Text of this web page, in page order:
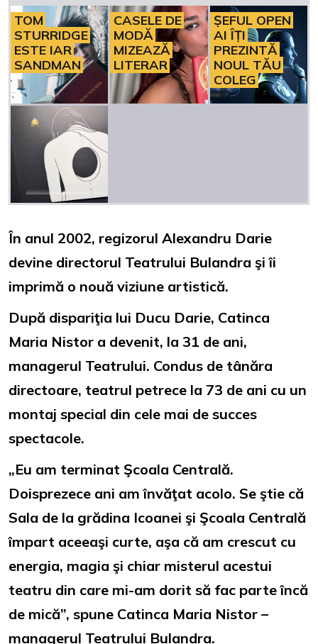
TOM
STURRIDGE
ESTE IAR
SANDMAN
CASELE DE
MODĂ
MIZEAZĂ
LITERAR
ȘEFUL OPEN
AI ÎȚI
PREZINTĂ
NOUL TĂU
COLEG
În anul 2002, regizorul Alexandru Darie
devine directorul Teatrului Bulandra şi îi
imprimă o nouă viziune artistică.
După dispariţia lui Ducu Darie, Catinca
Maria Nistor a devenit, la 31 de ani,
managerul Teatrului. Condus de tânăra
directoare, teatrul petrece la 73 de ani cu un
montaj special din cele mai de succes
spectacole.
„Eu am terminat Şcoala Centrală.
Doisprezece ani am învăţat acolo. Se ştie că
Sala de la grădina Icoanei şi Şcoala Centrală
împart aceeaşi curte, aşa că am crescut cu
energia, magia şi chiar misterul acestui
teatru din care mi-am dorit să fac parte încă
de mică”, spune Catinca Maria Nistor –
managerul Teatrului Bulandra.